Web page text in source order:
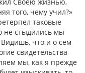
того, чему учил?»
таковые
не стыдились мы
что и о сем
свидетельства
мы, как я прежде